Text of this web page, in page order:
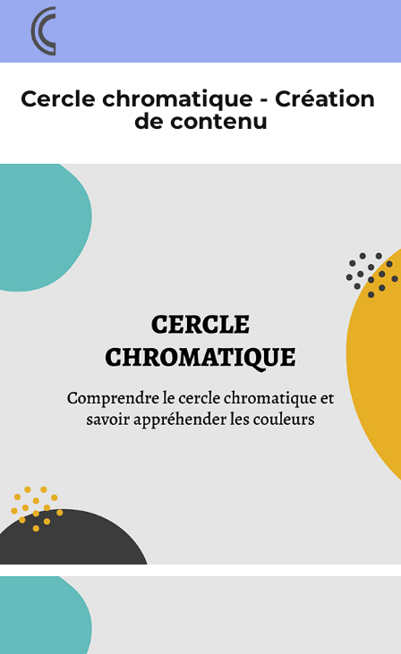
Cercle chromatique - Création
de contenu